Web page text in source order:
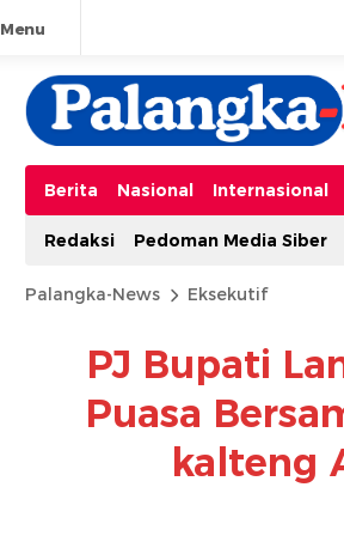
Menu
Berita Nasional Internasional
Redaksi Pedoman Media Siber
Palangka-News Eksekutif
PJ Bupati
Puasa
kalteng